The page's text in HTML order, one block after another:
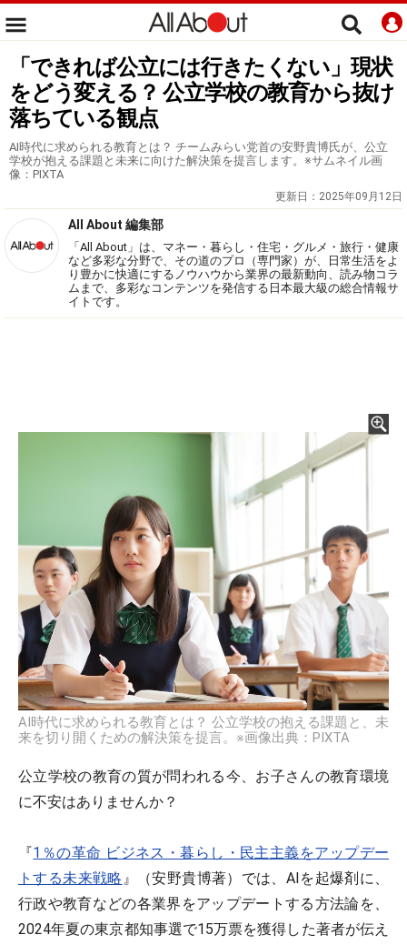
「できれば公立には行きたくない」現状
をどう変える？ 公立学校の教育から抜け
落ちている観点
AI時代に求められる教育とは？ チームみらい党首の安野貴博氏が、公立
学校が抱える課題と未来に向けた解決策を提言します。※サムネイル画
像：PIXTA
更新日： 2025年09月12日
All About 編集部
「All About」は、マネー・暮らし・住宅・グルメ・旅行・健康
など多彩な分野で、その道のプロ（専門家）が、日常生活をよ
り豊かに快適にするノウハウから業界の最新動向、読み物コラ
ムまで、多彩なコンテンツを発信する日本最大級の総合情報サ
イトです。
AI時代に求められる教育とは？ 公立学校の抱える課題と、未
来を切り開くための解決策を提言。※画像出典：PIXTA
公立学校の教育の質が問われる今、お子さんの教育環境
に不安はありませんか？
『1％の革命 ビジネス・暮らし・民主主義をアップデー
トする未来戦略 』（安野貴博著）では、AIを起爆剤に、
行政や教育などの各業界をアップデートする方法論を、
2024年夏の東京都知事選で15万票を獲得した著者が伝え